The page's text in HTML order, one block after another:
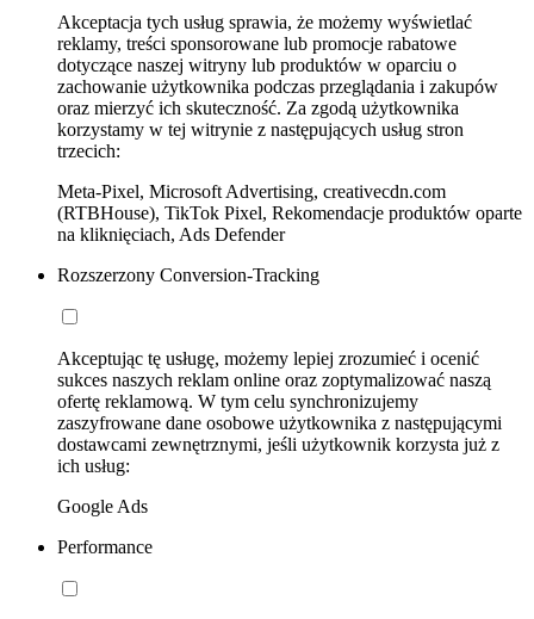
Akceptacja tych usług sprawia, że możemy wyświetlać
reklamy, treści sponsorowane lub promocje rabatowe
dotyczące naszej witryny lub produktów w oparciu o
zachowanie użytkownika podczas przeglądania i zakupów
oraz mierzyć ich skuteczność. Za zgodą użytkownika
korzystamy w tej witrynie z następujących usług stron
trzecich:
Meta-Pixel, Microsoft Advertising, creativecdn.com
(RTBHouse), TikTok Pixel, Rekomendacje produktów oparte
na kliknięciach, Ads Defender
Rozszerzony Conversion-Tracking
Akceptując tę usługę, możemy lepiej zrozumieć i ocenić
sukces naszych reklam online oraz zoptymalizować naszą
ofertę reklamową. W tym celu synchronizujemy
zaszyfrowane dane osobowe użytkownika z następującymi
dostawcami zewnętrznymi, jeśli użytkownik korzysta już z
ich usług:
Google Ads
Performance